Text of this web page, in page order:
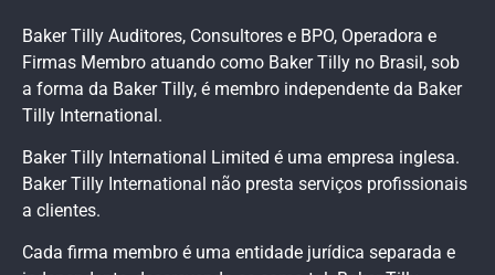
Baker Tilly Auditores, Consultores e BPO, Operadora e
Firmas Membro atuando como Baker Tilly no Brasil, sob
a forma da Baker Tilly, é membro independente da Baker
Tilly International.
Baker Tilly International Limited é uma empresa inglesa.
Baker Tilly International não presta serviços profissionais
a clientes.
Cada firma membro é uma entidade jurídica separada e